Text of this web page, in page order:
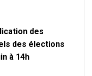
des
des élections
à 14h